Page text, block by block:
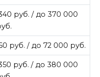
руб. / до 370 000
руб. / до 72 000 руб.
руб. / до 380 000